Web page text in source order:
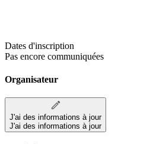
Dates d'inscription
Pas encore communiquées
Organisateur
J'ai des informations à jour
J'ai des informations à jour